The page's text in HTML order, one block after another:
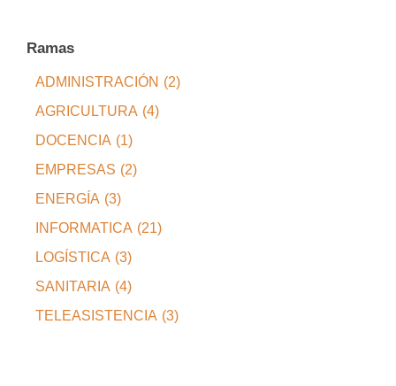
Ramas
ADMINISTRACIÓN (2)
AGRICULTURA (4)
DOCENCIA (1)
EMPRESAS (2)
ENERGÍA (3)
INFORMATICA (21)
LOGÍSTICA (3)
SANITARIA (4)
TELEASISTENCIA (3)